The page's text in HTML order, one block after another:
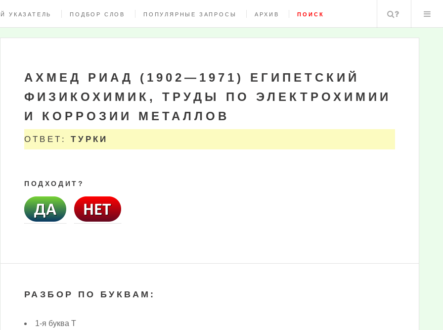
УКАЗАТЕЛЬ ПОДБОР СЛОВ ПОПУЛЯРНЫЕ ЗАПРОСЫ АРХИВ ПОИСК Поиск
АХМЕД РИАД (1902—1971) ЕГИПЕТСКИЙ
ФИЗИКОХИМИК, ТРУДЫ ПО ЭЛЕКТРОХИМИИ
И КОРРОЗИИ МЕТАЛЛОВ
ОТВЕТ:ТУРКИ
ПОДХОДИТ?
РАЗБОР ПО БУКВАМ:
1-я буква Т